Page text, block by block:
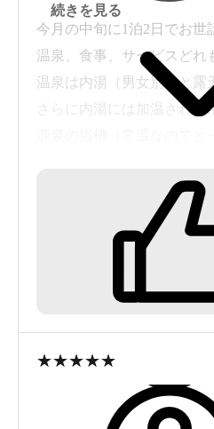
今月の中旬に1泊2日でお世
温泉、食事、サービスどれ
温泉は内湯（男女別）と露
さらに内湯には加温された
この源泉は茶色く濁り、塩
を見ないほどの濃さです。
また、露天風呂は昼間が良
風呂場の下を流れる川のせ
かる温泉は風情があり
素朴でどこか懐かしい味
続きを見る
★★★★★